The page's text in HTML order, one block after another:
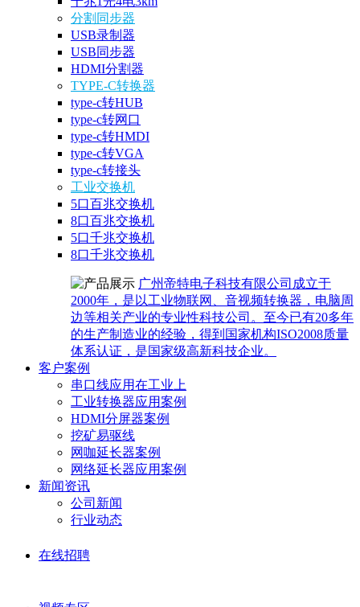
分割同步器
USB录制器
USB同步器
HDMI分割器
TYPE-C转换器
type-c转HUB
type-c转网口
type-c转HMDI
type-c转VGA
type-c转接头
工业交换机
5口百兆交换机
8口百兆交换机
5口千兆交换机
8口千兆交换机
广州帝特电子科技有限公司成立于
2000年，是以工业物联网、音视频转换器，电脑周
边等相关产业的专业性科技公司。至今已有20多年
的生产制造业的经验，得到国家机构ISO2008质量
体系认证，是国家级高新科技企业。
客户案例
串口线应用在工业上
工业转换器应用案例
HDMI分屏器案例
挖矿易驱线
网咖延长器案例
网络延长器应用案例
新闻资讯
公司新闻
行业动态
在线招聘